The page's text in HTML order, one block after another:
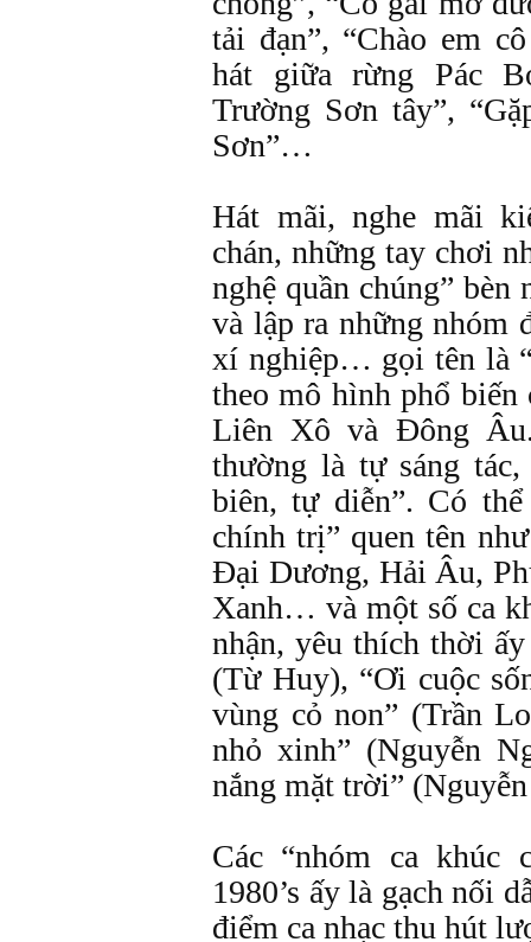
tải đạn”, “Chào em
hát giữa rừng Pác
Trường Sơn tây”,
Sơn”…
Hát mãi, nghe mãi
chán, những tay chơi
nghệ quần chúng”
và lập ra những nhóm
xí nghiệp… gọi tên là
theo mô hình phổ biến
Liên Xô và Đông
thường là tự sáng
biên, tự diễn”. Có
chính trị” quen tên
Đại Dương, Hải Âu,
Xanh… và một số ca
nhận, yêu thích thời
(Từ Huy), “Ơi cuộc
vùng cỏ non” (Trần
nhỏ xinh” (Nguyễn
nắng mặt trời”
Các “nhóm ca khúc
1980’s ấy là gạch nối
điểm ca nhạc thu hút